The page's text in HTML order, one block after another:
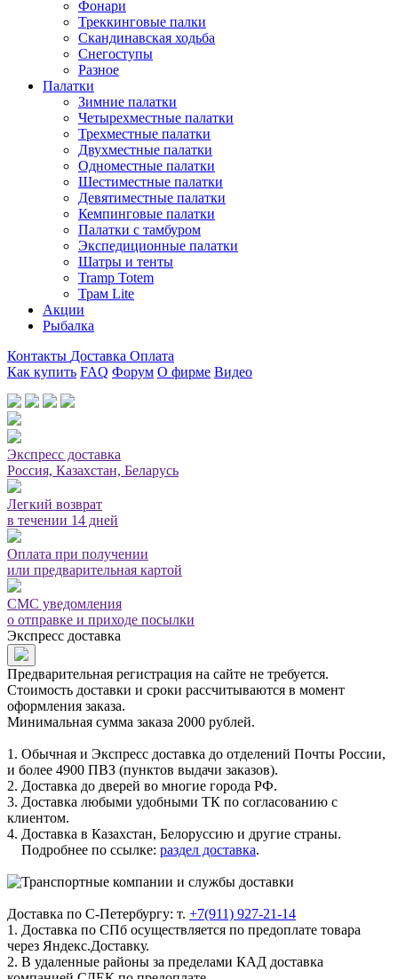
Фонари
Треккинговые палки
Скандинавская ходьба
Снегоступы
Разное
Палатки
Зимние палатки
Четырехместные палатки
Трехместные палатки
Двухместные палатки
Одноместные палатки
Шестиместные палатки
Девятиместные палатки
Кемпинговые палатки
Палатки с тамбуром
Экспедиционные палатки
Шатры и тенты
Tramp Totem
Трам Lite
Акции
Рыбалка
Контакты Доставка Оплата
Как купить FAQ Форум О фирме Видео
Экспресс доставка
Россия, Казахстан, Беларусь
Легкий возврат
в течении 14 дней
Оплата при получении
или предварительная картой
СМС уведомления
о отправке и приходе посылки
Экспресс доставка
Предварительная регистрация на сайте не требуется.
Стоимость доставки и сроки рассчитываются в момент
оформления заказа.
Минимальная сумма заказа 2000 рублей.
1. Обычная и Экспресс доставка до отделений Почты России,
и более 4900 ПВЗ (пунктов выдачи заказов).
2. Доставка до дверей во многие города РФ.
3. Доставка любыми удобными ТК по согласованию с
клиентом.
4. Доставка в Казахстан, Белоруссию и другие страны.
Подробнее по ссылке: раздел доставка.
Доставка по С-Петербургу: т. +7(911) 927-21-14
1. Доставка по СПб осуществляется по предоплате товара
через Яндекс.Доставку.
2. В удаленные районы за пределами КАД доставка